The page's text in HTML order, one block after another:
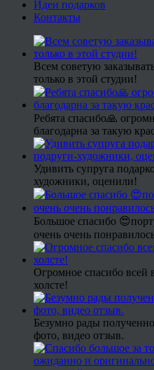
Идеи подарков
Контакты
Всем советую
только в этой студии!
Ребята спасибо🙏
благодарна за такую
Удивить супруга
художники, оценили!
Большое спасибо
очень очень
Огромное спасибо всей
холсте!
Безумно рады
фото, видео отзыв.